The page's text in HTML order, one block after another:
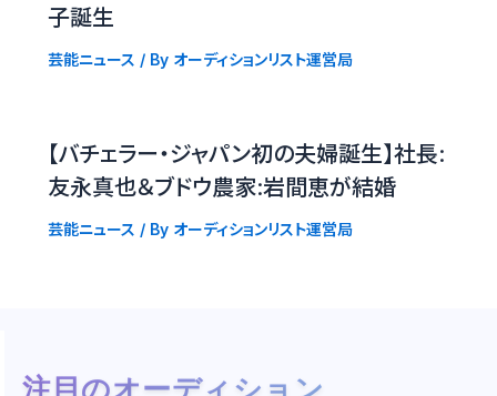
子誕生
芸能ニュース / By オーディションリスト運営局
【バチェラー・ジャパン初の夫婦誕生】社長:
友永真也＆ブドウ農家:岩間恵が結婚
芸能ニュース / By オーディションリスト運営局
注目のオーディション